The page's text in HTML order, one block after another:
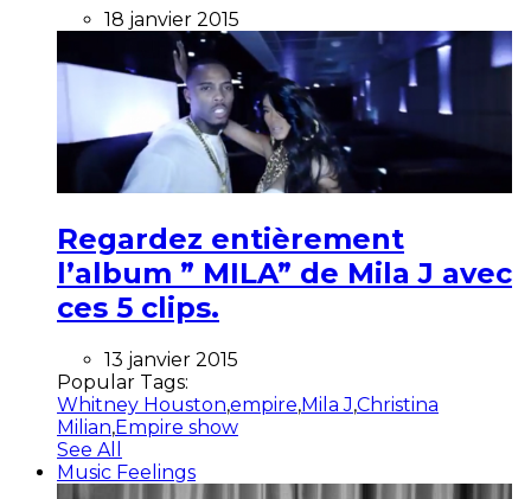
18 janvier 2015
Regardez entièrement
l’album ” MILA” de Mila J avec
ces 5 clips.
13 janvier 2015
Popular Tags:
Whitney Houston,empire,Mila J,Christina
Milian,Empire show
See All
Music Feelings